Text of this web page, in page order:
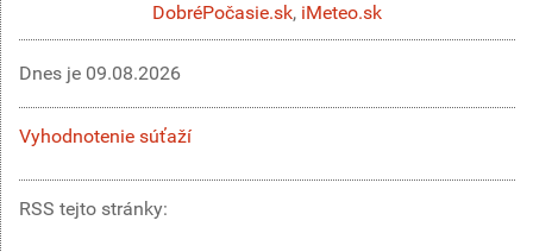
DobréPočasie.sk, iMeteo.sk
Dnes je 09.08.2026
Vyhodnotenie súťaží
RSS tejto stránky: